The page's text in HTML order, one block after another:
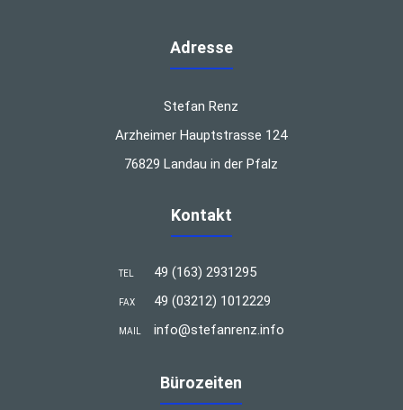
Adresse
Stefan Renz
Arzheimer Hauptstrasse 124
76829 Landau in der Pfalz
Kontakt
TEL 49 (163) 2931295
FAX 49 (03212) 1012229
MAIL info@stefanrenz.info
Bürozeiten